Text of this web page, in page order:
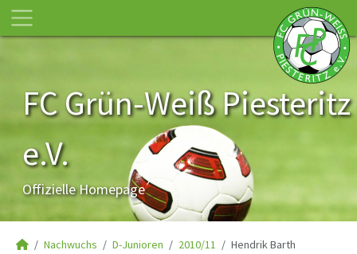
FC Grün-Weiß Piesteritz
e.V.
Offizielle Homepage
Nachwuchs D-Junioren 2010/11 Hendrik Barth